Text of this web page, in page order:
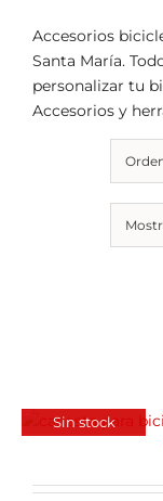
Accesorios
Santa María.
personalizar tu
Accesorios y
Sin stock